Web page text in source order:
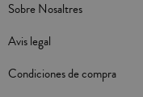
Sobre Nosaltres
Avis legal
Condiciones de compra